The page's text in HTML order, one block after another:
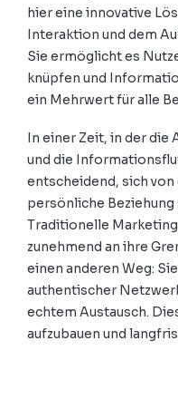
hier eine innovative
Interaktion und dem
Sie ermöglicht es
knüpfen und
ein Mehrwert für alle
In einer Zeit, in der
und die
entscheidend, sich von
persönliche Beziehung
Traditionelle
zunehmend an ihre
einen anderen Weg:
authentischer
echtem Austausch.
aufzubauen und